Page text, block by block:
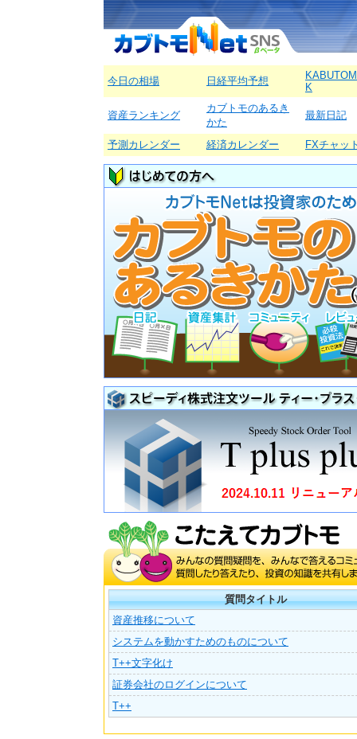
今日の相場 日経平均予想
K
資産ランキング
カブトモのあるき
かた
最新日記
予測カレンダー 経済カレンダー FXチャッ
質問タイトル
資産推移について
システムを動かすためのものについて
T++文字化け
証券会社のログインについて
T++